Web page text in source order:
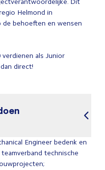
Dit
Helmond in
de behoeften en wensen
als Junior
direct!
Engineer bedenk en
technische